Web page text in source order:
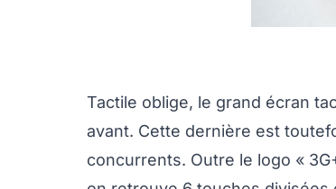
Tactile oblige, le grand écran
avant. Cette dernière est
concurrents. Outre le logo «